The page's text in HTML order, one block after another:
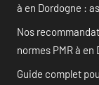
à en Dordogne :
Nos
normes PMR à
Guide complet